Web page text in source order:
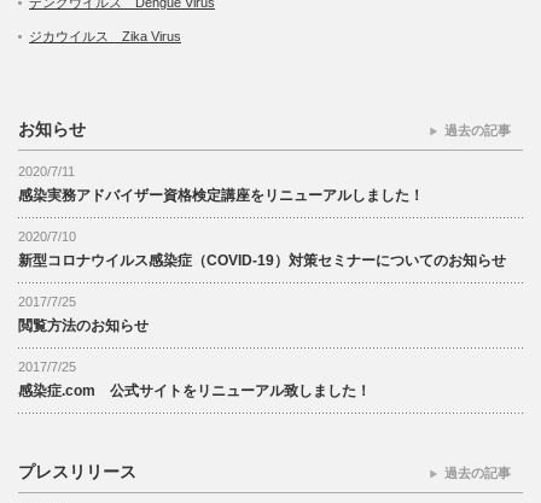
ジカウイルス Zika Virus
お知らせ
2020/7/11
感染実務アドバイザー資格検定講座をリニューアルしました！
2020/7/10
新型コロナウイルス感染症（COVID-19）対策セミナーについてのお知らせ
2017/7/25
閲覧方法のお知らせ
2017/7/25
感染症.com 公式サイトをリニューアル致しました！
過去の記事
プレスリリース 過去の記事